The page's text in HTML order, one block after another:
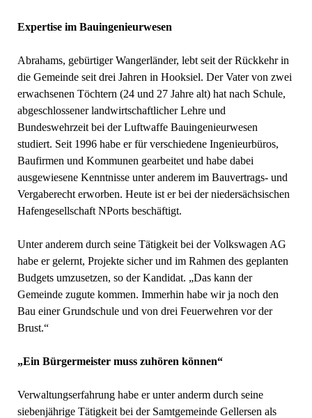
Expertise im Bauingenieurwesen
Abrahams, gebürtiger Wangerländer, lebt seit der Rückkehr in
die Gemeinde seit drei Jahren in Hooksiel. Der Vater von zwei
erwachsenen Töchtern (24 und 27 Jahre alt) hat nach Schule,
abgeschlossener landwirtschaftlicher Lehre und
Bundeswehrzeit bei der Luftwaffe Bauingenieurwesen
studiert. Seit 1996 habe er für verschiedene Ingenieurbüros,
Baufirmen und Kommunen gearbeitet und habe dabei
ausgewiesene Kenntnisse unter anderem im Bauvertrags- und
Vergaberecht erworben. Heute ist er bei der niedersächsischen
Hafengesellschaft NPorts beschäftigt.
Unter anderem durch seine Tätigkeit bei der Volkswagen AG
habe er gelernt, Projekte sicher und im Rahmen des geplanten
Budgets umzusetzen, so der Kandidat. „Das kann der
Gemeinde zugute kommen. Immerhin habe wir ja noch den
Bau einer Grundschule und von drei Feuerwehren vor der
Brust.“
„Ein Bürgermeister muss zuhören können“
Verwaltungserfahrung habe er unter anderm durch seine
siebenjährige Tätigkeit bei der Samtgemeinde Gellersen als